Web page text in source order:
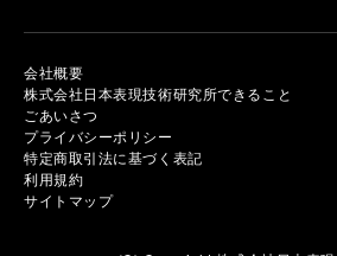
会社概要
株式会社日本表現技術研究所できること
ごあいさつ
プライバシーポリシー
特定商取引法に基づく表記
利用規約
サイトマップ